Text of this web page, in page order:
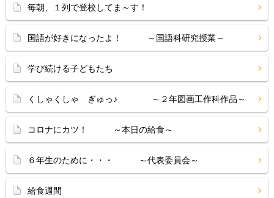
毎朝、１列で登校してま～す！
国語が好きになったよ！ ～国語科研究授業～
学び続ける子どもたち
くしゃくしゃ ぎゅっ♪ ～２年図画工作科作品～
コロナにカツ！ ～本日の給食～
６年生のために・・・ ～代表委員会～
給食週間